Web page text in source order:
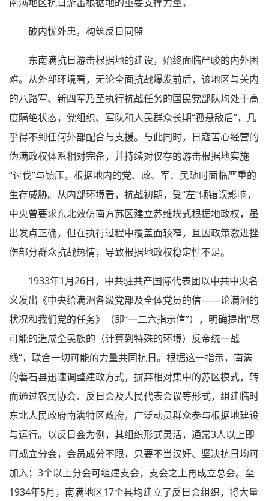
破内忧外患，构筑反日同盟
东南满抗日游击根据地的建设，始终面临严峻的内外困
难。从外部环境看，无论全面抗战爆发前后，该地区与关内
的八路军、新四军乃至执行抗战任务的国民党部队均处于高
度隔绝状态，党组织、军队和人民群众长期“孤悬敌后”，几
乎得不到任何外部配合与支援。与此同时，日寇苦心经营的
伪满政权体系相对完备，并持续对仅存的游击根据地实施
“讨伐”与镇压，根据地内的党、政、军、民随时面临严重的
生存威胁。从内部环境看，抗战初期，受“左”倾错误影响，
中央曾要求东北效仿南方苏区建立苏维埃式根据地政权，虽
出发点正确，但在执行过程中覆盖面较窄，且因政策激进挫
伤部分群众抗战热情，导致根据地政权稳定性不足。
1933年1月26日，中共驻共产国际代表团以中共中央名
义发出《中央给满洲各级党部及全体党员的信——论满洲的
状况和我们党的任务》（即“一二六指示信”），明确提出“尽
可能的造成全民族的（计算到特殊的环境）反帝统一战
线”，联合一切可能的力量共同抗日。根据这一指示，南满
的磐石县迅速调整建政方式，摒弃相对集中的苏区模式，转
而通过农民协会、反日会及人民代表会议等形式，组建临时
东北人民政府南满特区政府，广泛动员群众参与根据地建设
与运行。以反日会为例，其组织形式灵活，通常3人以上即
可成立分会，会员成分不限，只要不当汉奸、坚决抗日均可
加入；3个以上分会可组建支会，支会之上再成立总会。至
1934年5月，南满地区17个县均建立了反日会组织，将大量